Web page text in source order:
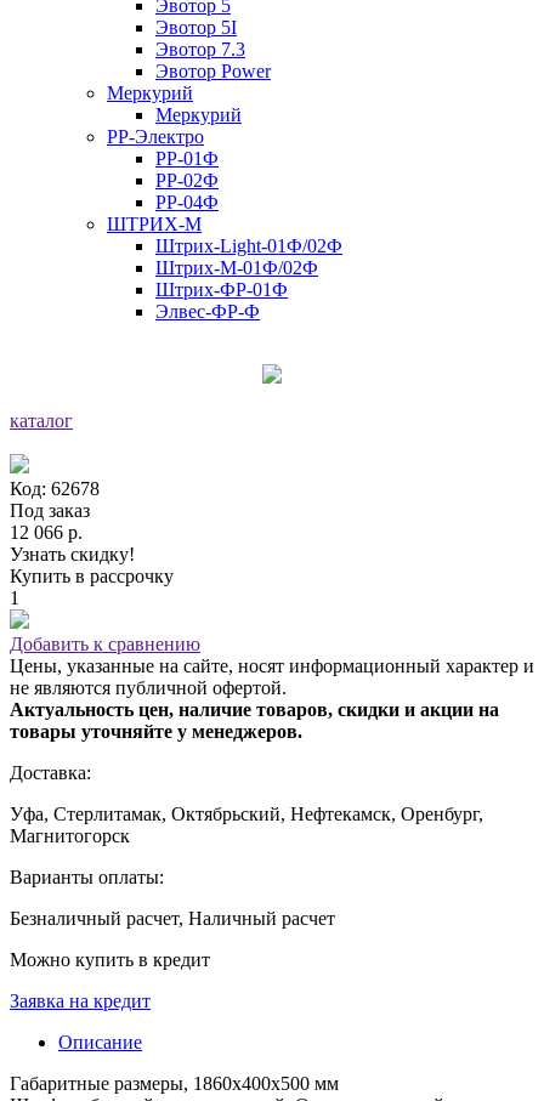
Эвотор 5
Эвотор 5I
Эвотор 7.3
Эвотор Power
Меркурий
Меркурий
РР-Электро
РР-01Ф
РР-02Ф
РР-04Ф
ШТРИХ-М
Штрих-Light-01Ф/02Ф
Штрих-М-01Ф/02Ф
Штрих-ФР-01Ф
Элвес-ФР-Ф
каталог
Код: 62678
Под заказ
12 066 р.
Узнать скидку!
Купить в рассрочку
1
Добавить к сравнению
Цены, указанные на сайте, носят информационный характер и
не являются публичной офертой.
Актуальность цен, наличие товаров, скидки и акции на
товары уточняйте у менеджеров.
Доставка:
Уфа, Стерлитамак, Октябрьский, Нефтекамск, Оренбург,
Магнитогорск
Варианты оплаты:
Безналичный расчет, Наличный расчет
Можно купить в кредит
Заявка на кредит
Описание
Габаритные размеры, 1860х400х500 мм